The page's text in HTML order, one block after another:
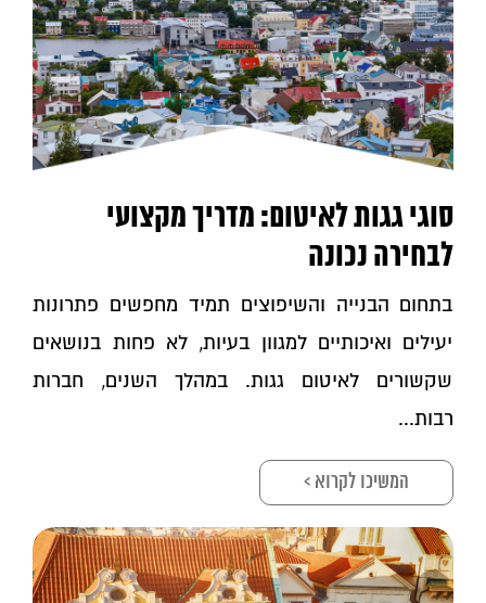
סוגי גגות לאיטום: מדריך מקצועי
לבחירה נכונה
בתחום הבנייה והשיפוצים תמיד מחפשים פתרונות
יעילים ואיכותיים למגוון בעיות, לא פחות בנושאים
שקשורים לאיטום גגות. במהלך השנים, חברות
רבות...
המשיכו לקרוא >